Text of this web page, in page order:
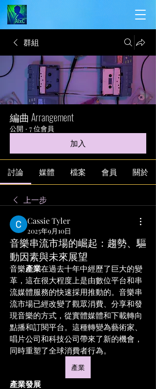
群組
編曲 Arrangement
公開 · 7 位會員
加入
討論 媒體 檔案 會員 關於
上一步
Cassie Tyler
2025年9月10日
音樂串流市場的崛起：趨勢、驅
動因素與未來展望
音樂產業在過去十年中經歷了巨大的變
革，這在很大程度上是由數位平台和串
流媒體服務的快速採用推動的。音樂串
流市場已經改變了觀眾消費、分享和發
現音樂的方式，從實體媒體和下載轉向
點播和訂閱平台。這種轉變為藝術家、
唱片公司和科技公司帶來了新的機會，
同時重塑了全球消費者行為。
產業
產業發展